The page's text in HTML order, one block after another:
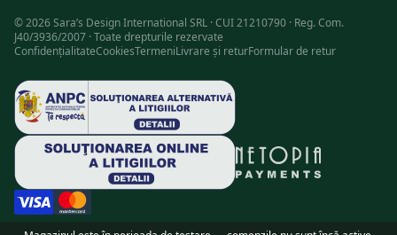
©2026Sara’s Design International SRL · CUI 21210790 · Reg. Com.
J40/3936/2007 ·Toate drepturile rezervate
ConfidențialitateCookiesTermeniLivrare și returFormular de retur